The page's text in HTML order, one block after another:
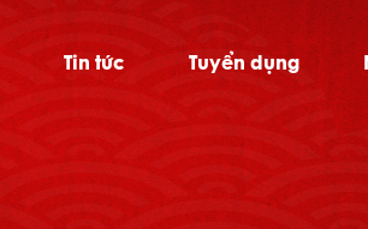
Tin tức Tuyển dụng